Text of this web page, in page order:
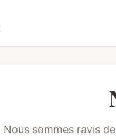
Nous sommes ravis